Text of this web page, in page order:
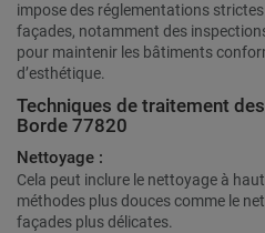
impose des réglementations
façades, notamment des
pour maintenir les bâtiments
d’esthétique.
Techniques de traitement
Borde 77820
Nettoyage :
Cela peut inclure le nettoyage à
méthodes plus douces comme le
façades plus délicates.